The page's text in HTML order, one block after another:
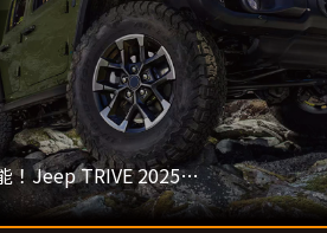
！Jeep TRIVE 2025…